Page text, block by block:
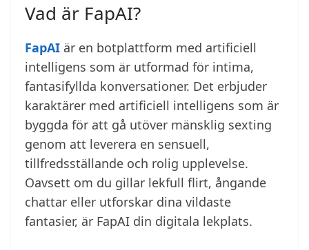
Vad är FapAI?
FapAI är en botplattform med artificiell
intelligens som är utformad för intima,
fantasifyllda konversationer. Det erbjuder
karaktärer med artificiell intelligens som är
byggda för att gå utöver mänsklig sexting
genom att leverera en sensuell,
tillfredsställande och rolig upplevelse.
Oavsett om du gillar lekfull flirt, ångande
chattar eller utforskar dina vildaste
fantasier, är FapAI din digitala lekplats.